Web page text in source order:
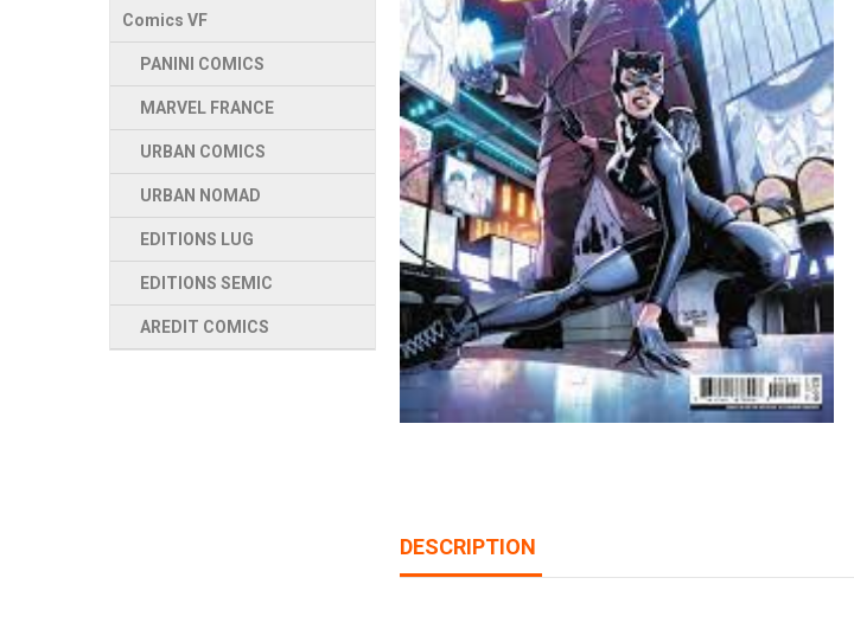
Comics VF
PANINI COMICS
MARVEL FRANCE
URBAN COMICS
URBAN NOMAD
EDITIONS LUG
EDITIONS SEMIC
AREDIT COMICS
DESCRIPTION